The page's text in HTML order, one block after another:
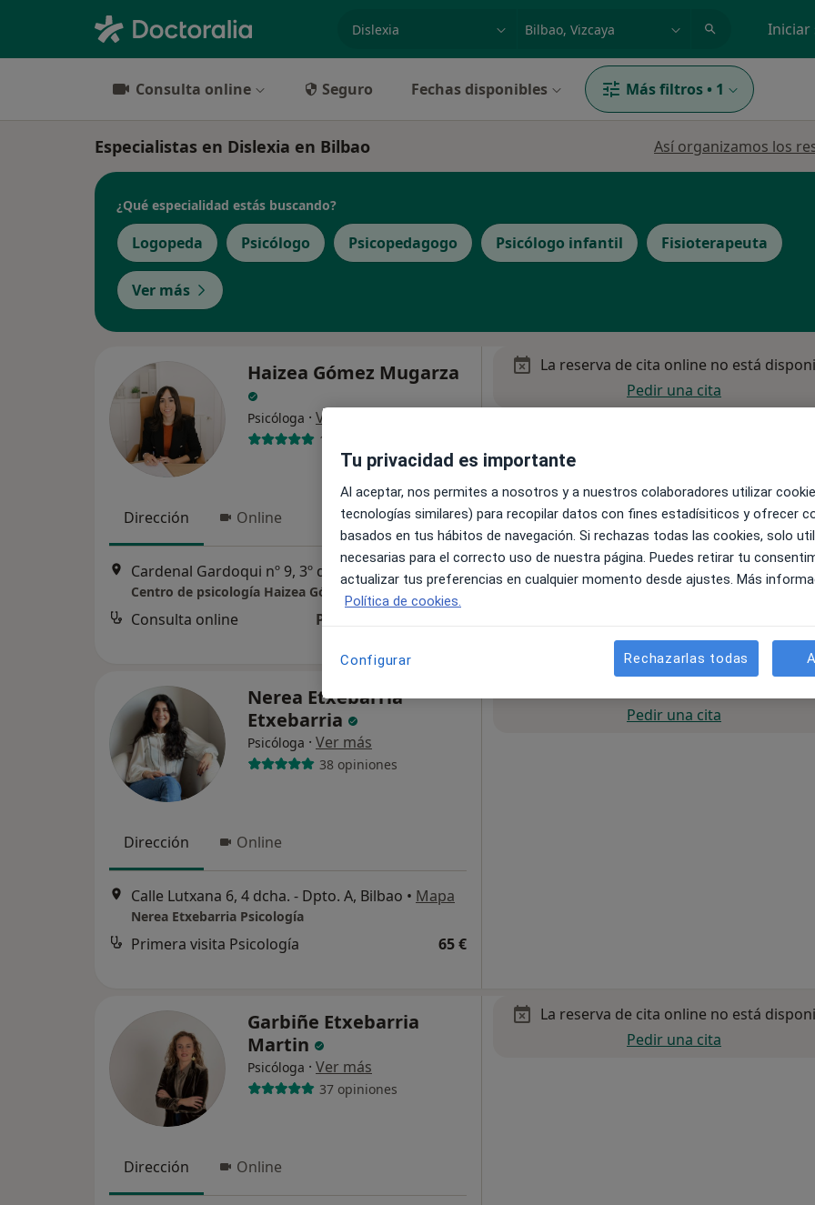
Iniciar
Consulta online Seguro Fechas disponibles Más filtros • 1
Especialistas en Dislexia en Bilbao Así organizamos los
¿Qué especialidad estás buscando?
Logopeda Psicólogo Psicopedagogo Psicólogo infantil Fisioterapeuta
Ver más
Haizea Gómez Mugarza
Psicóloga · Ver más
127 opiniones
Dirección Online
Cardenal Gardoqui nº 9, 3º derecha, Bilbao Mapa
Centro de psicología Haizea Gómez Mugarza BILBAO
Consulta online Precio sin especificar
La reserva de cita online no está
Pedir una cita
Nerea Etxebarria
Etxebarria
Psicóloga · Ver más
38 opiniones
Dirección Online
Calle Lutxana 6, 4 dcha. - Dpto. A, Bilbao • Mapa
Nerea Etxebarria Psicología
Primera visita Psicología 65 €
Pedir una cita
Garbiñe Etxebarria
Martin
Psicóloga · Ver más
37 opiniones
Dirección Online
La reserva de cita online no está
Pedir una cita
Tu privacidad es importante
Al aceptar, nos permites a nosotros y a nuestros colaboradores utilizar
tecnologías similares) para recopilar datos con fines estadísiticos y ofrecer
basados en tus hábitos de navegación. Si rechazas todas las cookies, solo
necesarias para el correcto uso de nuestra página. Puedes retirar tu
actualizar tus preferencias en cualquier momento desde ajustes. Más
Política de cookies.
Configurar Rechazarlas todas